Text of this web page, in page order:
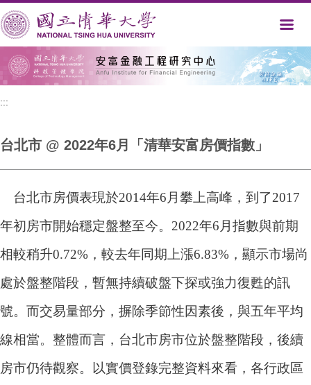
跳
到
主
要
內
容
:::
台北市 @ 2022年6月「清華安富房價指數」
台北市房價表現於2014年6月攀上高峰，到了2017
年初房市開始穩定盤整至今。2022年6月指數與前期
相較稍升0.72%，較去年同期上漲6.83%，顯示市場尚
處於盤整階段，暫無持續破盤下探或強力復甦的訊
號。而交易量部分，摒除季節性因素後，與五年平均
線相當。整體而言，台北市房市位於盤整階段，後續
房市仍待觀察。以實價登錄完整資料來看，各行政區